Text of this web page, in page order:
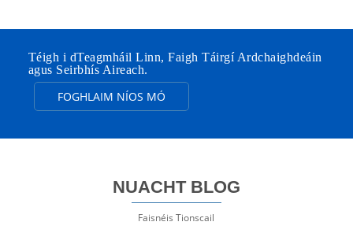
Téigh i dTeagmháil Linn, Faigh Táirgí Ardchaighdeáin
agus Seirbhís Aireach.
FOGHLAIM NÍOS MÓ
NUACHT BLOG
Faisnéis Tionscail